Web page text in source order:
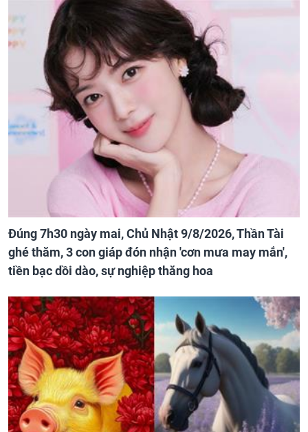
Đúng 7h30 ngày mai, Chủ Nhật 9/8/2026, Thần Tài
ghé thăm, 3 con giáp đón nhận 'cơn mưa may mắn',
tiền bạc dồi dào, sự nghiệp thăng hoa